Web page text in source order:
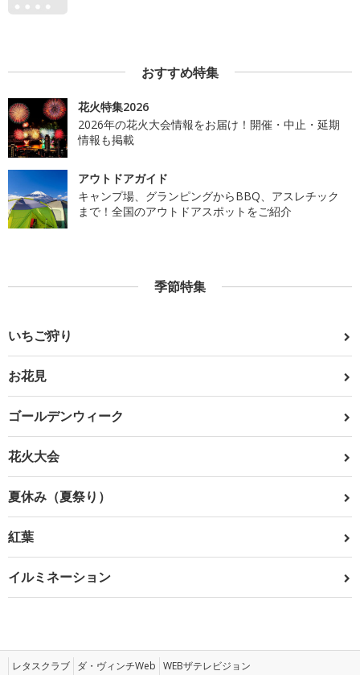
おすすめ特集
花火特集2026
2026年の花火大会情報をお届け！開催・中止・延期
情報も掲載
アウトドアガイド
キャンプ場、グランピングからBBQ、アスレチック
まで！全国のアウトドアスポットをご紹介
季節特集
いちご狩り
お花見
ゴールデンウィーク
花火大会
夏休み（夏祭り）
紅葉
イルミネーション
レタスクラブ ダ・ヴィンチWeb WEBザテレビジョン